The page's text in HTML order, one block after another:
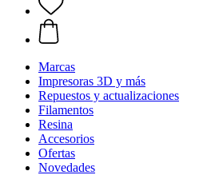
Marcas
Impresoras 3D y más
Repuestos y actualizaciones
Filamentos
Resina
Accesorios
Ofertas
Novedades